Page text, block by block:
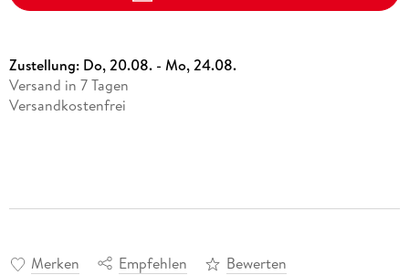
Zustellung: Do, 20.08. - Mo, 24.08.
Versand in 7 Tagen
Versandkostenfrei
Merken Empfehlen Bewerten